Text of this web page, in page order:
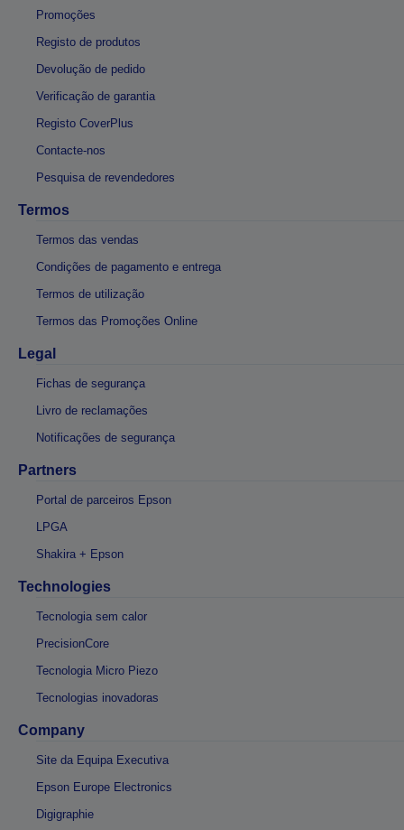
Promoções
Registo de produtos
Devolução de pedido
Verificação de garantia
Registo CoverPlus
Contacte-nos
Pesquisa de revendedores
Termos
Termos das vendas
Condições de pagamento e entrega
Termos de utilização
Termos das Promoções Online
Legal
Fichas de segurança
Livro de reclamações
Notificações de segurança
Partners
Portal de parceiros Epson
LPGA
Shakira + Epson
Technologies
Tecnologia sem calor
PrecisionCore
Tecnologia Micro Piezo
Tecnologias inovadoras
Company
Site da Equipa Executiva
Epson Europe Electronics
Digigraphie